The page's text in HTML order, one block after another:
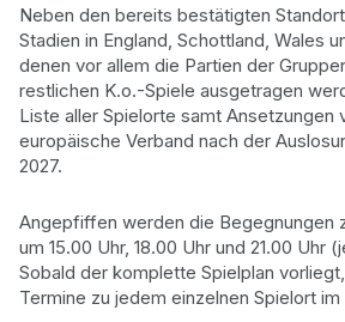
Neben den bereits bestätigten
Stadien in England, Schottland, Wales
denen vor allem die Partien der
restlichen K.o.-Spiele ausgetragen
Liste aller Spielorte samt
europäische Verband nach der
2027.
Angepfiffen werden die Begegnungen
um 15.00 Uhr, 18.00 Uhr und 21.00 Uhr
Sobald der komplette Spielplan
Termine zu jedem einzelnen Spielort